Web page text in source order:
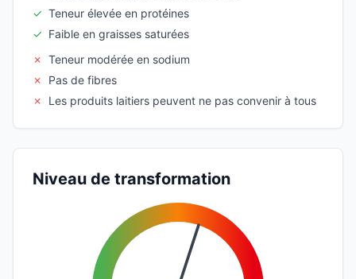
✓ Teneur élevée en protéines
✓ Faible en graisses saturées
✗ Teneur modérée en sodium
✗
Pas de fibres
✗
Les produits laitiers peuvent ne pas convenir à tous
Niveau de transformation